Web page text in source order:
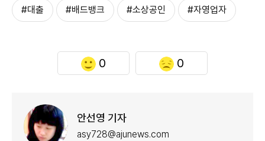
#대출 #배드뱅크 #소상공인 #자영업자
0 0
안선영 기자
asy728@ajunews.com